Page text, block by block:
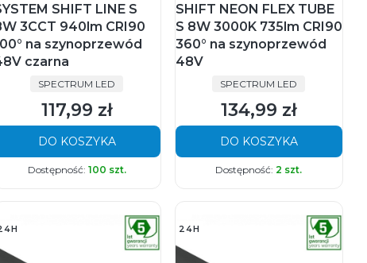
SHIFT LINE S
3CCT 940lm CRI90
na szynoprzewód
czarna
PRODUCENT
SPECTRUM LED
Cena
117,99 zł
DO KOSZYKA
Dostępność: 100 szt.
SHIFT NEON FLEX TUBE
S 8W 3000K 735lm CRI90
360° na szynoprzewód
48V
PRODUCENT
SPECTRUM LED
Cena
134,99 zł
DO KOSZYKA
Dostępność: 2 szt.
24H